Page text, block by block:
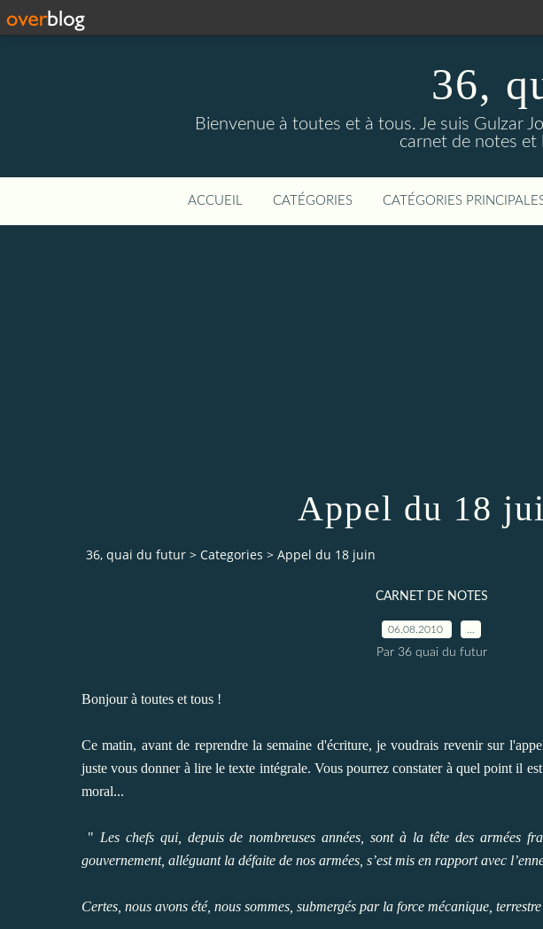
36,
Bienvenue à toutes et à tous. Je suis Gulzar
carnet de notes et
ACCUEIL CATÉGORIES CATÉGORIES
Appel du 18
36, quai du futur > Categories > Appel du 18 juin
CARNET DE NOTES
06.08.2010
Par 36 quai du futur
Bonjour à toutes et tous !
Ce matin, avant de reprendre la semaine d'écriture, je voudrais revenir sur
juste vous donner à lire le texte intégrale. Vous pourrez constater à quel point il
moral...
" Les chefs qui, depuis de nombreuses années, sont à la tête des armées
gouvernement, alléguant la défaite de nos armées, s’est mis en rapport avec
Certes, nous avons été, nous sommes, submergés par la force mécanique,